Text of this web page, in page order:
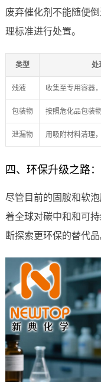
废弃催化剂不能随便
理标准进行处置。
类型 处
残液 收集至专用容器
包装物 按照危化品包装
泄漏物 用吸附材料清理
四、环保升级之路
尽管目前的固胺和软
着全球对碳中和和可
断探索更环保的替代品